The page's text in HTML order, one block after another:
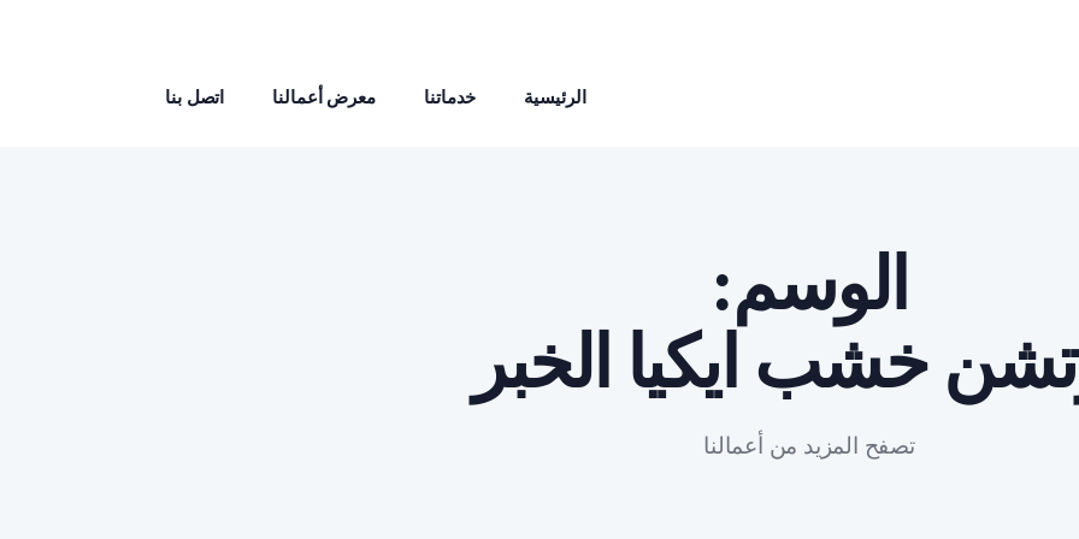
الرئيسية خدماتنا معرض أعمالنا اتصل بنا
الوسم:
خشب ايكيا الخبر
تصفح المزيد من أعمالنا